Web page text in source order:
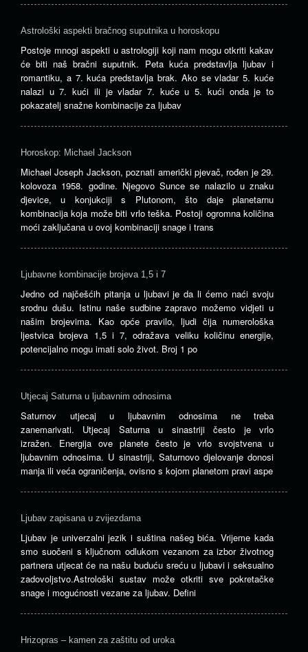
Astrološki aspekti bračnog suputnika u horoskopu
Postoje mnogi aspekti u astrologiji koji nam mogu otkriti kakav
će biti naš bračni suputnik. Peta kuća predstavlja ljubav i
romantiku, a 7. kuća predstavlja brak. Ako se vladar 5. kuće
nalazi u 7. kući ili je vladar 7. kuće u 5. kući onda je to
pokazatelj snažne kombinacije za ljubav
Horoskop: Michael Jackson
Michael Joseph Jackson, poznati američki pjevač, rođen je 29.
kolovoza 1958. godine. Njegovo Sunce se nalazilo u znaku
djevice, u konjukciji s Plutonom, što daje planetarnu
kombinacija koja može biti vrlo teška. Postoji ogromna količina
moći zaključana u ovoj kombinaciji snage i trans
Ljubavne kombinacije brojeva 1,5 i 7
Jedno od najčešćih pitanja u ljubavi je da li ćemo naći svoju
srodnu dušu. Istinu naše sudbine zapravo možemo vidjeti u
našim brojevima. Kao opće pravilo, ljudi čija numerološka
ljestvica brojeva 1,5 i 7, odražava veliku količinu energije,
potencijalno mogu imati solo život. Broj 1 po
Utjecaj Saturna u ljubavnim odnosima
Saturnov utjecaj u ljubavnim odnosima ne treba
zanemarivati. Utjecaj Saturna u sinastriji često je vrlo
izražen. Energija ove planete često je vrlo svojstvena u
ljubavnim odnosima. U sinastriji, Saturnovo djelovanje donosi
manja ili veća ograničenja, ovisno s kojom planetom pravi aspe
Ljubav zapisana u zvijezdama
Ljubav je univerzalni jezik i suština našeg bića. Vrijeme kada
smo suočeni s ključnom odlukom vezanom za izbor životnog
partnera utjecat će na našu buduću sreću u ljubavi i seksualno
zadovoljstvo.Astrološki sustav može otkriti sve pokretačke
snage i mogućnosti vezane za ljubav. Defini
Hrizopras – kamen za zaštitu od uroka